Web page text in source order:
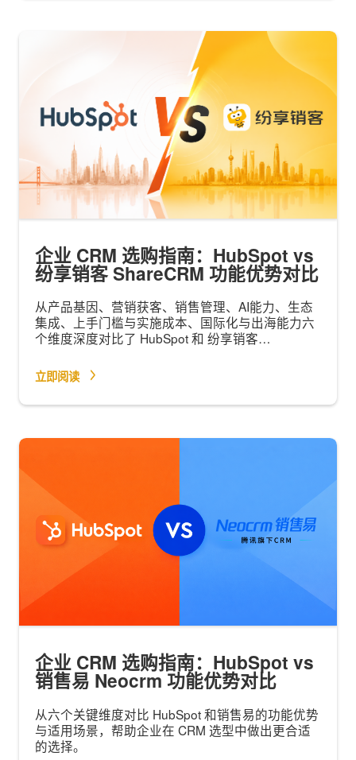
企业 CRM 选购指南：HubSpot vs
纷享销客 ShareCRM 功能优势对比
从产品基因、营销获客、销售管理、AI能力、生态
集成、上手门槛与实施成本、国际化与出海能力六
个维度深度对比了 HubSpot 和 纷享销客
立即阅读
企业 CRM 选购指南：HubSpot vs
销售易 Neocrm 功能优势对比
从六个关键维度对比 HubSpot 和销售易的功能优势
与适用场景，帮助企业在 CRM 选型中做出更合适
的选择。